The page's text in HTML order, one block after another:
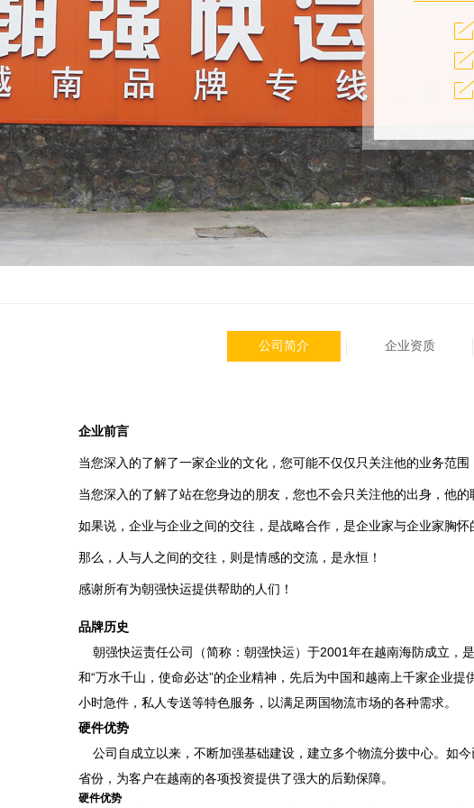
公司简介 企业资质
企业前言
当您深入的了解了一家企业的文化，您可能不仅仅只关注他的业务范
当您深入的了解了站在您身边的朋友，您也不会只关注他的出身，他
如果说，企业与企业之间的交往，是战略合作，是企业家与企业家胸怀
那么，人与人之间的交往，则是情感的交流，是永恒！
感谢所有为朝强快运提供帮助的人们！
品牌历史
朝强快运责任公司（简称：朝强快运）于2001年在越南海防成立，
和“万水千山，使命必达”的企业精神，先后为中国和越南上千家企业
小时急件，私人专送等特色服务，以满足两国物流市场的各种需求。
硬件优势
公司自成立以来，不断加强基础建设，建立多个物流分拨中心。如
省份，为客户在越南的各项投资提供了强大的后勤保障。
硬件优势